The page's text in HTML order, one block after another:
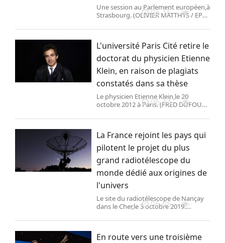
Une session au Parlement européen,à
Strasbourg. (OLIVIER MATTHYS / EPA)
agricoles européennes manifestent
européen à Stra
06-16
L'université Paris Cité retire le
doctorat du physicien Etienne
Klein, en raison de plagiats
constatés dans sa thèse
Le physicien Etienne Klein,le 20
octobre 2012 à Paris. (FRED DUFOUR )
retirer son doctorat au physicien
constatés dans s
06-14
La France rejoint les pays qui
pilotent le projet du plus
grand radiotélescope du
monde dédié aux origines de
l'univers
Le site du radiotélescope de Nançay
dans le Cher,le 3 octobre 2019.
06-05
En route vers une troisième